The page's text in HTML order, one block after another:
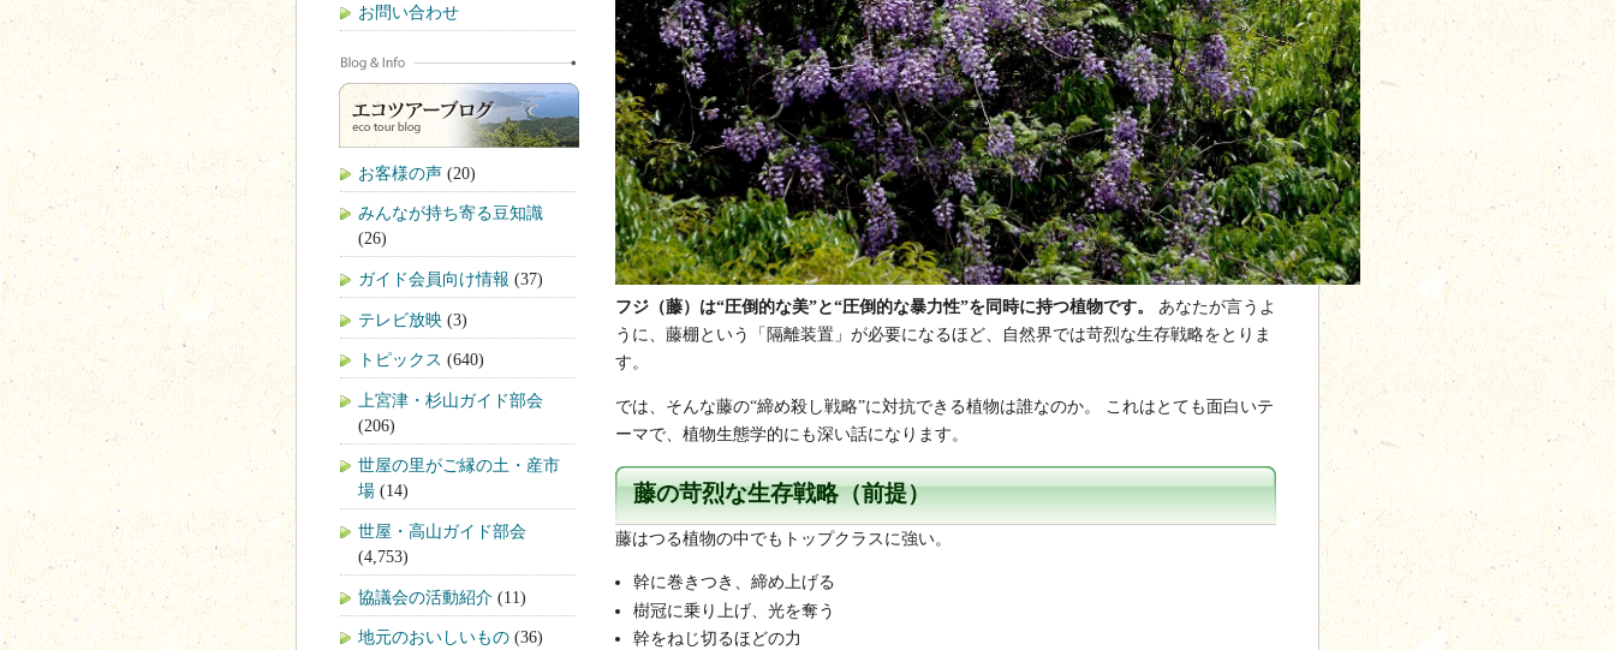
フジ（藤）は“圧倒的な美”と“圧倒的な暴力性”を同時に持つ植物です。
あなたが言うよ
うに、藤棚という「隔離装置」が必要になるほど、自然界では苛烈な生存戦略をとりま
す。
では、そんな藤の“締め殺し戦略”に対抗できる植物は誰なのか。 これはとても面白いテ
ーマで、植物生態学的にも深い話になります。
藤の苛烈な生存戦略（前提）
藤はつる植物の中でもトップクラスに強い。
幹に巻きつき、締め上げる
樹冠に乗り上げ、光を奪う
幹をねじ切るほどの力
お問い合わせ
お客様の声 (20)
みんなが持ち寄る豆知識
(26)
ガイド会員向け情報 (37)
テレビ放映 (3)
トピックス (640)
上宮津・杉山ガイド部会
(206)
世屋の里がご縁の土・産市
場 (14)
世屋・高山ガイド部会
(4,753)
協議会の活動紹介 (11)
地元のおいしいもの (36)